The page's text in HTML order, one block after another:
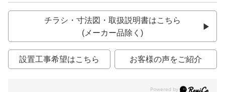
チラシ・寸法図・取扱説明書はこちら
(メーカー品除く)
設置工事希望はこちら お客様の声をご紹介